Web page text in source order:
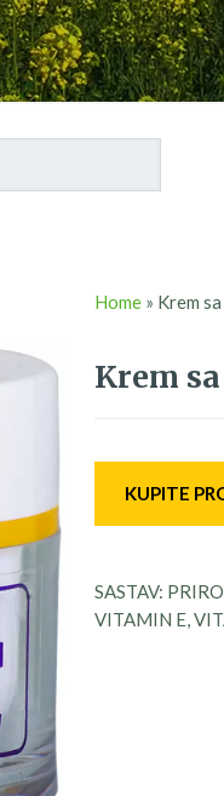
Home» Krem
Krem
KUPITE
SASTAV:
VITAMIN E,